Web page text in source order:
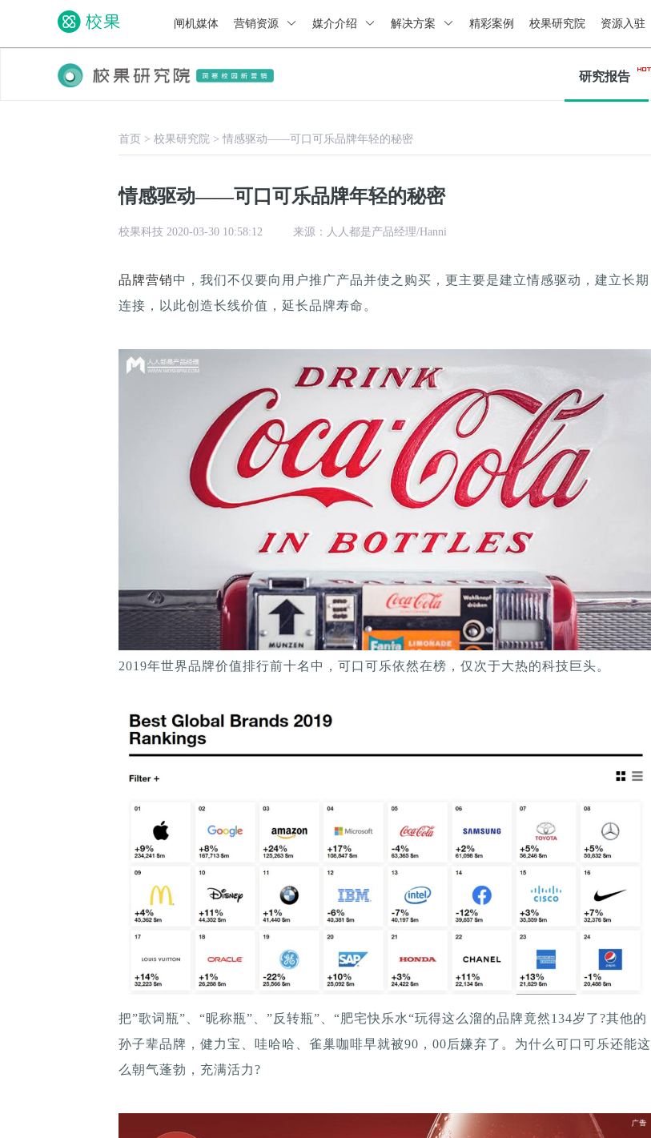
闸机媒体 营销资源 媒介介绍 解决方案 精彩案例 校果研究院 资源入驻
研究报告
首页 > 校果研究院 > 情感驱动——可口可乐品牌年轻的秘密
情感驱动——可口可乐品牌年轻的秘密
校果科技 2020-03-30 10:58:12 来源：人人都是产品经理/Hanni
品牌营销中，我们不仅要向用户推广产品并使之购买，更主要是建立情感驱动，建立长期
连接，以此创造长线价值，延长品牌寿命。
2019年世界品牌价值排行前十名中，可口可乐依然在榜，仅次于大热的科技巨头。
把”歌词瓶”、“昵称瓶”、”反转瓶”、“肥宅快乐水“玩得这么溜的品牌竟然134岁了?其他的
孙子辈品牌，健力宝、哇哈哈、雀巢咖啡早就被90，00后嫌弃了。为什么可口可乐还能这
么朝气蓬勃，充满活力?